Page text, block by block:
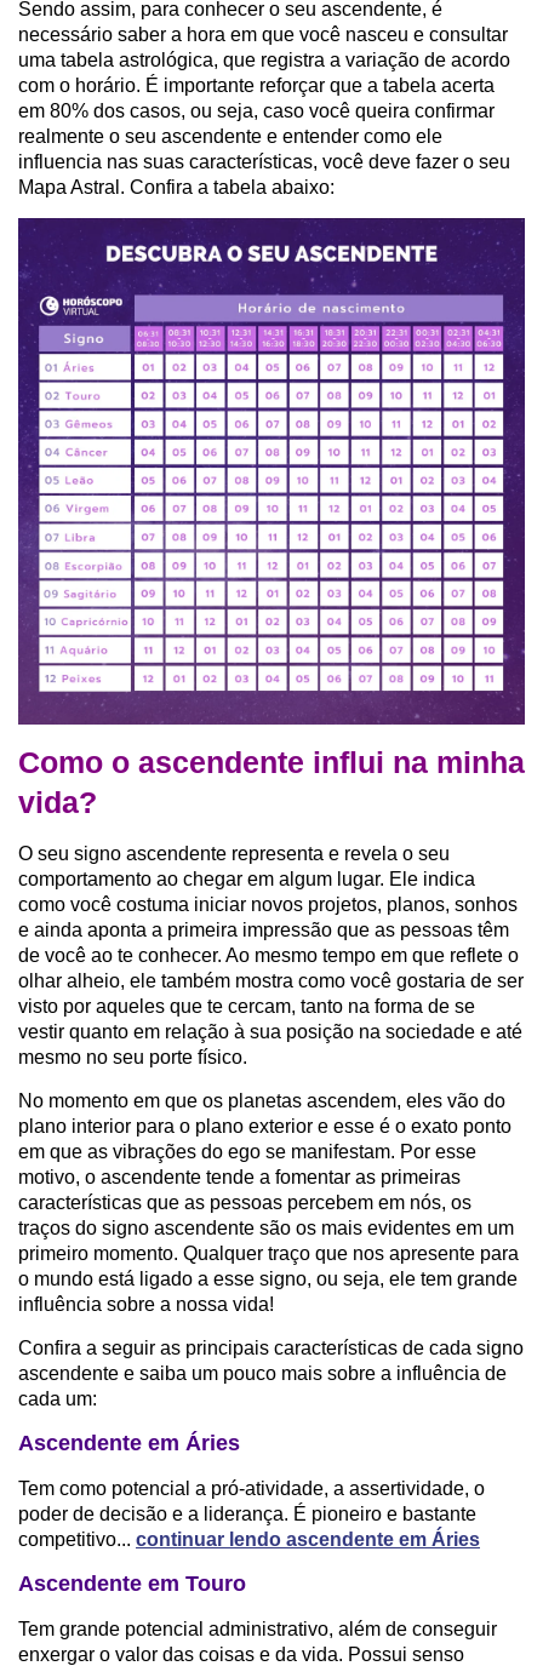
Sendo assim, para conhecer o seu ascendente, é
necessário saber a hora em que você nasceu e consultar
uma tabela astrológica, que registra a variação de acordo
com o horário. É importante reforçar que a tabela acerta
em 80% dos casos, ou seja, caso você queira confirmar
realmente o seu ascendente e entender como ele
influencia nas suas características, você deve fazer o seu
Mapa Astral. Confira a tabela abaixo:
Como o ascendente influi na minha
vida?
O seu signo ascendente representa e revela o seu
comportamento ao chegar em algum lugar. Ele indica
como você costuma iniciar novos projetos, planos, sonhos
e ainda aponta a primeira impressão que as pessoas têm
de você ao te conhecer. Ao mesmo tempo em que reflete o
olhar alheio, ele também mostra como você gostaria de ser
visto por aqueles que te cercam, tanto na forma de se
vestir quanto em relação à sua posição na sociedade e até
mesmo no seu porte físico.
No momento em que os planetas ascendem, eles vão do
plano interior para o plano exterior e esse é o exato ponto
em que as vibrações do ego se manifestam. Por esse
motivo, o ascendente tende a fomentar as primeiras
características que as pessoas percebem em nós, os
traços do signo ascendente são os mais evidentes em um
primeiro momento. Qualquer traço que nos apresente para
o mundo está ligado a esse signo, ou seja, ele tem grande
influência sobre a nossa vida!
Confira a seguir as principais características de cada signo
ascendente e saiba um pouco mais sobre a influência de
cada um:
Ascendente em Áries
Tem como potencial a pró-atividade, a assertividade, o
poder de decisão e a liderança. É pioneiro e bastante
competitivo... continuar lendo ascendente em Áries
Ascendente em Touro
Tem grande potencial administrativo, além de conseguir
enxergar o valor das coisas e da vida. Possui senso